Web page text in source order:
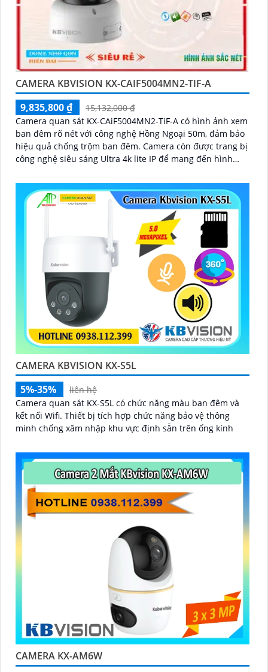
CAMERA KBVISION KX-CAIF5004MN2-TIF-A
9,835,800 ₫
15,132,000 ₫
Camera quan sát KX-CAiF5004MN2-TiF-A có hình ảnh xem
ban đêm rõ nét với công nghệ Hồng Ngoại 50m, đảm bảo
hiệu quả chống trộm ban đêm. Camera còn được trang bị
công nghệ siêu sáng Ultra 4k lite IP để mang đến hình
CAMERA KBVISION KX-S5L
5%-35%
liên hệ
Camera quan sát KX-S5L có chức năng màu ban đêm và
kết nối Wifi. Thiết bị tích hợp chức năng bảo vệ thông
minh chống xâm nhập khu vực định sẵn trên ống kính
CAMERA KX-AM6W